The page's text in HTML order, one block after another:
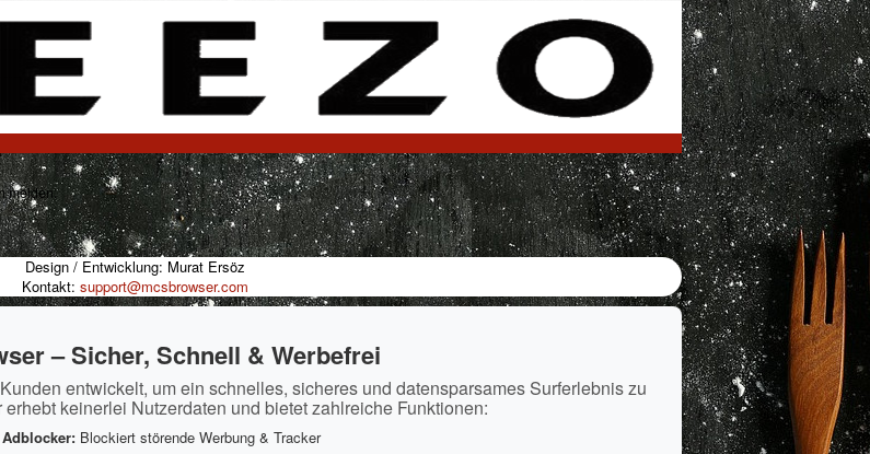
melden.
Design / Entwicklung: Murat Ersöz
Kontakt: support@mcsbrowser.com
– Sicher, Schnell & Werbefrei
entwickelt, um ein schnelles, sicheres und datensparsames Surferlebnis zu
keinerlei Nutzerdaten und bietet zahlreiche Funktionen:
Adblocker: Blockiert störende Werbung & Tracker